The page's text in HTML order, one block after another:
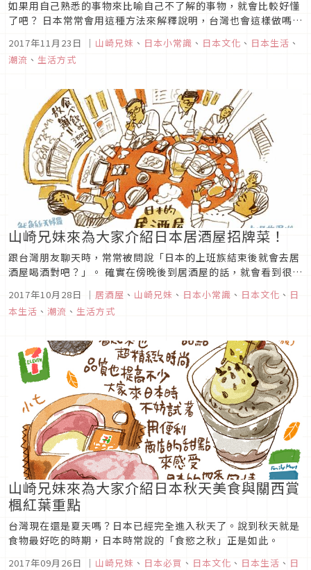
如果用自己熟悉的事物來比喻自己不了解的事物，就會比較好懂
了吧？ 日本常常會用這種方法來解釋說明，台灣也會這樣做嗎？
我在日本介紹台灣的時候，常常會用「台北就是東京，高雄就是
大阪，台南是京都，台中市名古屋」來舉例。
2017年11月23日 ｜ 山崎兄妹 、 日本小常識 、 日本文化 、 日本生活 、
潮流 、 生活方式
山崎兄妹來為大家介紹日本居酒屋招牌菜！
跟台灣朋友聊天時，常常被問說「日本的上班族結束後就會去居
酒屋喝酒對吧？」。 確實在傍晚後到居酒屋的話，就會看到很多
穿著西裝的人，但是會去居酒屋的可不只上班族喔！從年輕人到
老人都會去居酒屋，而且不能喝酒的人也OK！山崎兄妹來為各
位介紹這樣的居酒屋～
2017年10月28日 ｜ 居酒屋 、 山崎兄妹 、 日本小常識 、 日本文化 、 日
本生活 、 潮流 、 生活方式
山崎兄妹來為大家介紹日本秋天美食與關西賞
楓紅葉重點
台灣現在還是夏天嗎？日本已經完全進入秋天了。說到秋天就是
食物最好吃的時期，日本時常說的「食慾之秋」正是如此。
2017年09月26日 ｜ 山崎兄妹 、 日本必買 、 日本文化 、 日本生活 、 日